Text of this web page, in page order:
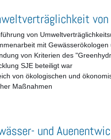
von
mit Gewässerökologen
von Kriterien des
SJE beteiligt war
von ökologischen und
Maßnahmen
und